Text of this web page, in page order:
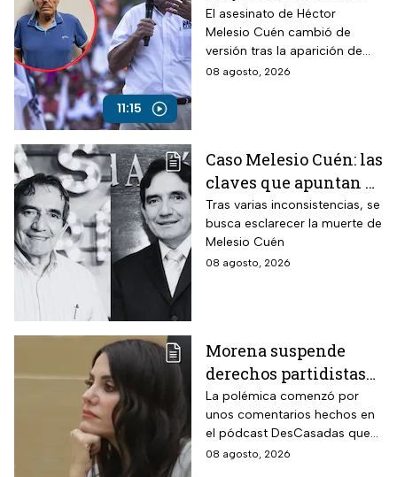
11:15
claves de un
asesinato rodeado de
contradicciones
El asesinato de Héctor
Melesio Cuén cambió de
versión tras la aparición de
nuevas pruebas. ¿Qué ocurrió
08 agosto, 2026
Caso Melesio Cuén: las
claves que apuntan a
un posible montaje en
su asesinato
Tras varias inconsistencias, se
busca esclarecer la muerte de
Melesio Cuén
08 agosto, 2026
Morena suspende
derechos partidistas
de Nayeli Salvatori y
Graciela Palomares
por insulto a adultos
mayores
La polémica comenzó por
unos comentarios hechos en
el pódcast DesCasadas que
se volvieron virales en redes
08 agosto, 2026